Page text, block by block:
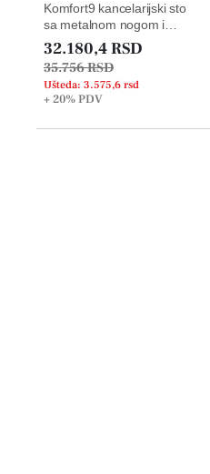
Komfort9 kancelarijski sto
sa metalnom nogom i
fiokama
32.180,4 RSD
35.756 RSD
Ušteda: 3.575,6 rsd
+ 20%PDV